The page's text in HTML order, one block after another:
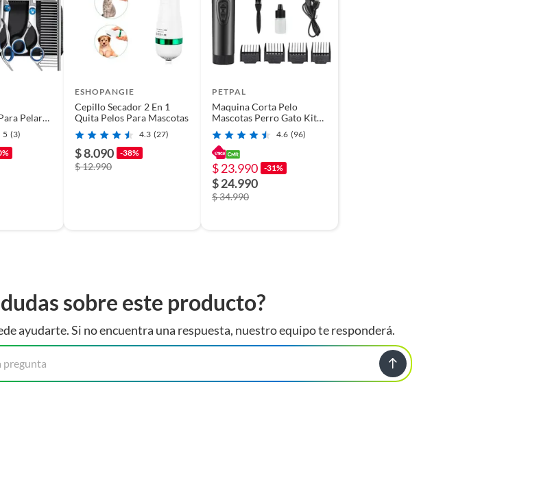
Pelar
5 (3)
ESHOPANGIE
Cepillo Secador 2 En 1
Quita Pelos Para Mascotas
4.3 (27)
$ 8.090 -38%
$ 12.990
PETPAL
Maquina Corta Pelo
Mascotas Perro Gato Kit
Completo - Petpal
4.6 (96)
$ 23.990 -31%
$ 24.990
$ 34.990
sobre este producto?
ayudarte. Si no encuentra una respuesta, nuestro equipo te responderá.
pregunta